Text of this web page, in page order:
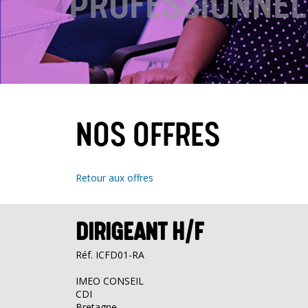
NOS OFFRES
Retour aux offres
DIRIGEANT H/F
Réf. ICFD01-RA
IMEO CONSEIL
CDI